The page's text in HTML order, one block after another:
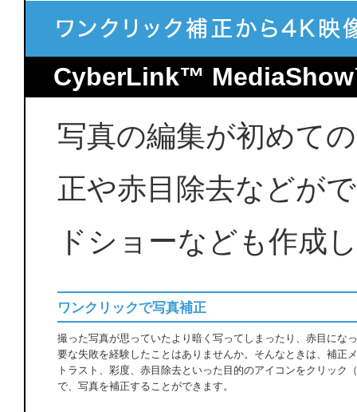
CyberLink™
写真の編集が初めて
正や赤目除去などが
ドショーなども作成
ワンクリックで写真補正
撮った写真が思っていたより暗く写ってしまったり、赤目にな
要な失敗を経験したことはありませんか。そんなときは、補正
トラスト、彩度、赤目除去といった目的のアイコンをクリック
で、写真を補正することができます。